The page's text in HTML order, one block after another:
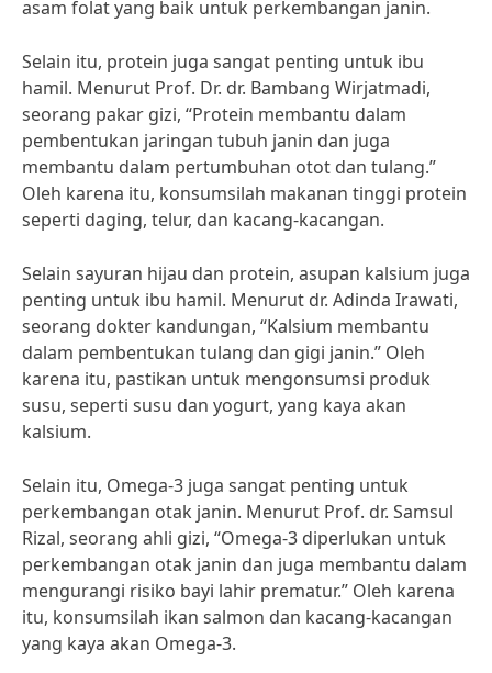
asam folat yang baik untuk perkembangan janin.
Selain itu, protein juga sangat penting untuk ibu
hamil. Menurut Prof. Dr. dr. Bambang Wirjatmadi,
seorang pakar gizi, “Protein membantu dalam
pembentukan jaringan tubuh janin dan juga
membantu dalam pertumbuhan otot dan tulang.”
Oleh karena itu, konsumsilah makanan tinggi protein
seperti daging, telur, dan kacang-kacangan.
Selain sayuran hijau dan protein, asupan kalsium juga
penting untuk ibu hamil. Menurut dr. Adinda Irawati,
seorang dokter kandungan, “Kalsium membantu
dalam pembentukan tulang dan gigi janin.” Oleh
karena itu, pastikan untuk mengonsumsi produk
susu, seperti susu dan yogurt, yang kaya akan
kalsium.
Selain itu, Omega-3 juga sangat penting untuk
perkembangan otak janin. Menurut Prof. dr. Samsul
Rizal, seorang ahli gizi, “Omega-3 diperlukan untuk
perkembangan otak janin dan juga membantu dalam
mengurangi risiko bayi lahir prematur.” Oleh karena
itu, konsumsilah ikan salmon dan kacang-kacangan
yang kaya akan Omega-3.